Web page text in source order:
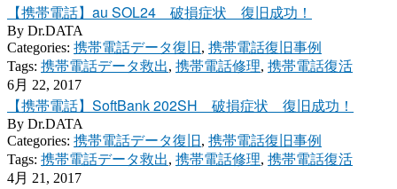
【携帯電話】au SOL24 破損症状 復旧成功！
By Dr.DATA
Categories: 携帯電話データ復旧 , 携帯電話復旧事例
Tags: 携帯電話データ救出, 携帯電話修理, 携帯電話復活
6月 22, 2017
【携帯電話】SoftBank 202SH 破損症状 復旧成功！
By Dr.DATA
Categories: 携帯電話データ復旧 , 携帯電話復旧事例
Tags: 携帯電話データ救出, 携帯電話修理, 携帯電話復活
4月 21, 2017